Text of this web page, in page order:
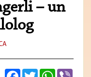
– un
FacebookTwitterWhatsApp